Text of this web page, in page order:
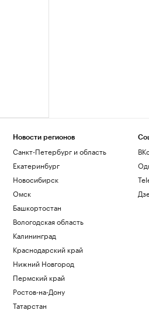
Новости регионов
Санкт-Петербург и область
Екатеринбург
Новосибирск
Омск
Башкортостан
Вологодская область
Калининград
Краснодарский край
Нижний Новгород
Пермский край
Ростов-на-Дону
Татарстан